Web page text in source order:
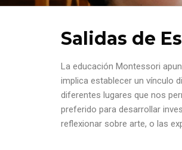
Salidas de
La educación Montessori
implica establecer un vínculo
diferentes lugares que nos
preferido para desarrollar
reflexionar sobre arte, o las